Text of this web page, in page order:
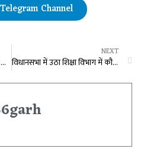
Channel
फिल्मी स्टाइल में हाइवा चोरी : बैट्री डाउन, डीजल भी नहीं फिर भी शातिर चोरों ने रातों-रात पार कर दी गाड़ी
NEXT
विधानसभा में उठा शिक्षा विभाग में कौशल विकास के नाम पर फर्जीवाड़े का मामला